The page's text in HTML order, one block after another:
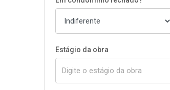
Estágio da obra